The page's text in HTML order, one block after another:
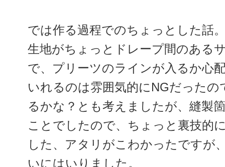
では作る過程でのちょっとした話
生地がちょっとドレープ間のある
で、プリーツのラインが入るか心
いれるのは雰囲気的にNGだった
るかな？とも考えましたが、縫製
ことでしたので、ちょっと裏技的
した、アタリがこわかったですが
いにはいりました。